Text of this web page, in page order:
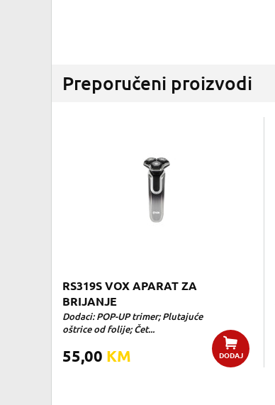
Preporučeni proizvodi
RS319S VOX APARAT ZA
BRIJANJE
Dodaci: POP-UP trimer; Plutajuće
oštrice od folije; Čet...
55,00 KM DODAJ